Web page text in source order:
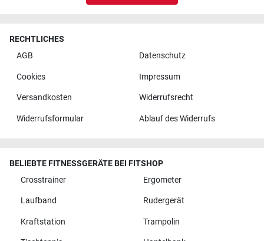
RECHTLICHES
AGB
Datenschutz
Cookies Impressum
Versandkosten Widerrufsrecht
Widerrufsformular Ablauf des Widerrufs
BELIEBTE FITNESSGERÄTE BEI FITSHOP
Crosstrainer
Ergometer
Laufband Rudergerät
Kraftstation Trampolin